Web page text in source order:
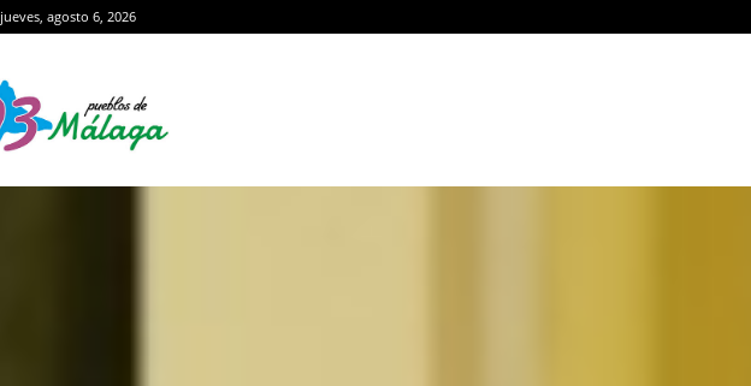
jueves, agosto 6, 2026
Málaga